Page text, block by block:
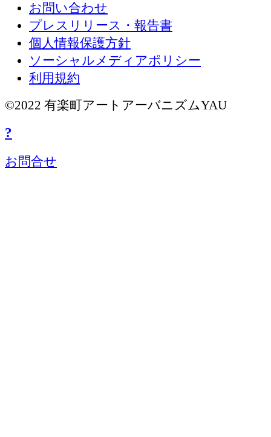
お問い合わせ
プレスリリース・報告書
個人情報保護方針
ソーシャルメディアポリシー
利用規約
©2022 有楽町アートアーバニズムYAU
?
お問合せ